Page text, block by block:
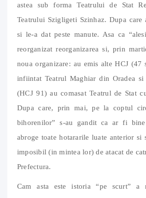
astea sub forma Teatrului de Stat
Teatrului Szigligeti Szinhaz. Dupa care
si le-a dat peste manute. Asa ca
reorganizat reorganizarea si, prin
noua organizare: au emis alte HCJ (47
infiintat Teatrul Maghiar din Oradea
(HCJ 91) au comasat Teatrul de Stat
Dupa care, prin mai, pe la coptul
bihorenilor” s-au gandit ca ar fi
abroge toate hotararile luate anterior si
imposibil (in mintea lor) de atacat de
Prefectura.
Cam asta este istoria “pe scurt” a